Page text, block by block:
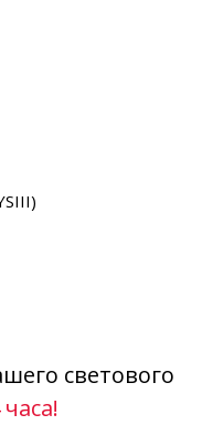
светового